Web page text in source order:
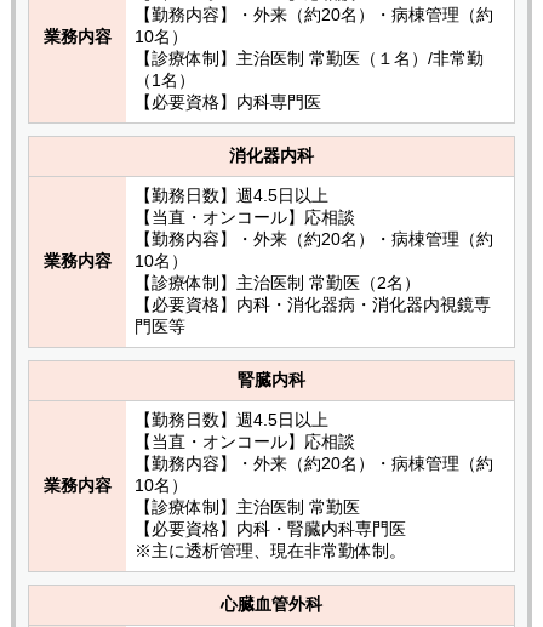
業務内容
【勤務内容】・外来（約20名）・病棟管理（約
10名）
【診療体制】主治医制 常勤医（１名）/非常勤
（1名）
【必要資格】内科専門医
消化器内科
業務内容
【勤務日数】週4.5日以上
【当直・オンコール】応相談
【勤務内容】・外来（約20名）・病棟管理（約
10名）
【診療体制】主治医制 常勤医（2名）
【必要資格】内科・消化器病・消化器内視鏡専
門医等
腎臓内科
業務内容
【勤務日数】週4.5日以上
【当直・オンコール】応相談
【勤務内容】・外来（約20名）・病棟管理（約
10名）
【診療体制】主治医制 常勤医
【必要資格】内科・腎臓内科専門医
※主に透析管理、現在非常勤体制。
心臓血管外科